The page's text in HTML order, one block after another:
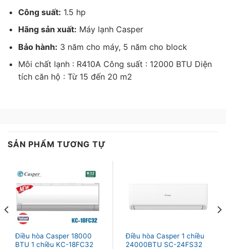
Khi kích hoạt chức năng iClean, máy sẽ làm lạnh và
làm đóng băng bề mặt dàn làm lạnh. Sau đó, máy kích
hoạt làm nóng làm tan băng giúp loại bỏ bụi bẩn bề
Công suất: 1.5 hp
Hãng sản xuất: Máy lạnh Casper
Bảo hành: 3 năm cho máy, 5 năm cho block
Môi chất lạnh : R410A Công suất : 12000 BTU Diện
tích căn hộ : Từ 15 đến 20 m2
SẢN PHẨM TƯƠNG TỰ
Điều hòa Casper 18000
BTU 1 chiều KC-18FC32
Điều hòa Casper 1 chiều
24000BTU SC-24FS32